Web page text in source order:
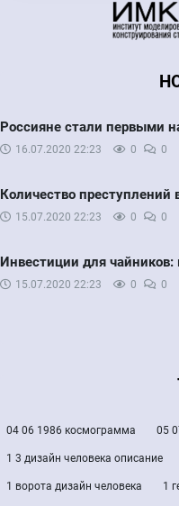
Россияне стали первыми
16.07.2020 22:23 0 0
Количество преступлений
15.07.2020 22:23 0 0
Инвестиции для чайников:
15.07.2020 22:23 0 0
04 06 1986 космограмма 05
1 3 дизайн человека описание
1 ворота дизайн человека 1